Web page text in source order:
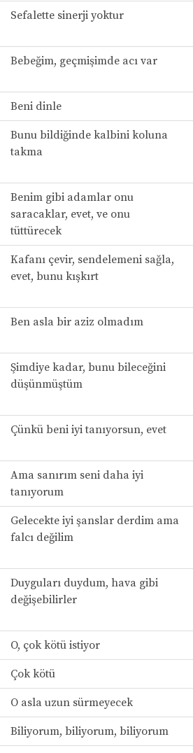
Sefalette sinerji yoktur
Bebeğim, geçmişimde acı var
Beni dinle
Bunu bildiğinde kalbini koluna
takma
Benim gibi adamlar onu
saracaklar, evet, ve onu
tüttürecek
Kafanı çevir, sendelemeni sağla,
evet, bunu kışkırt
Ben asla bir aziz olmadım
Şimdiye kadar, bunu bileceğini
düşünmüştüm
Çünkü beni iyi tanıyorsun, evet
Ama sanırım seni daha iyi
tanıyorum
Gelecekte iyi şanslar derdim ama
falcı değilim
Duyguları duydum, hava gibi
değişebilirler
O, çok kötü istiyor
Çok kötü
O asla uzun sürmeyecek
Biliyorum, biliyorum, biliyorum